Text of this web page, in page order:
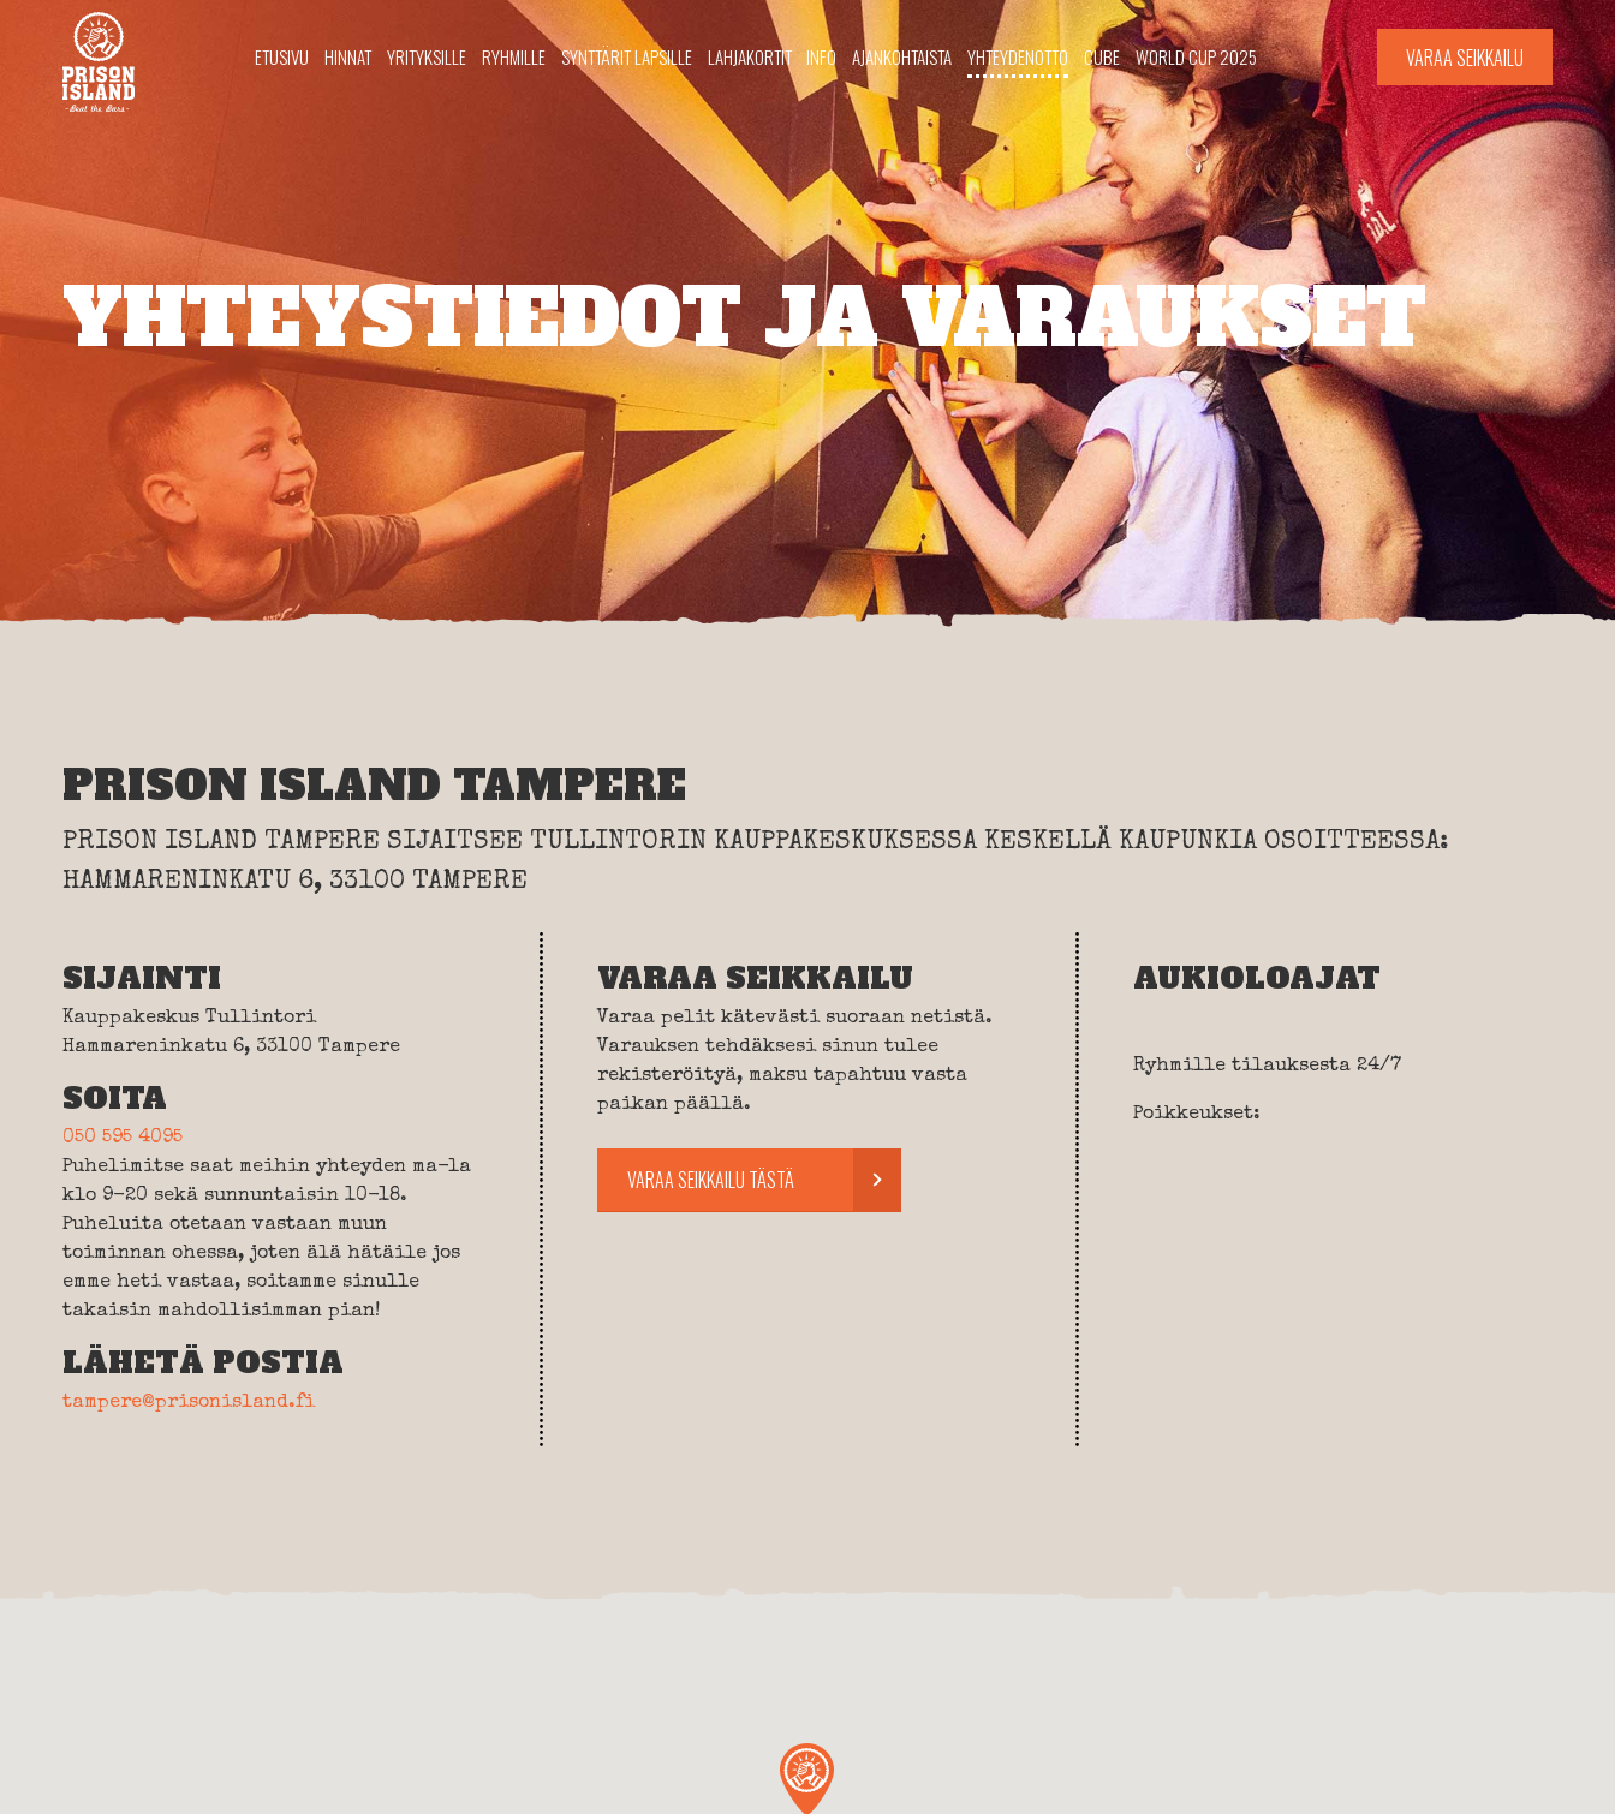
VARAA SEIKKAILU
ETUSIVU HINNAT YRITYKSILLE RYHMILLE SYNTTÄRIT LAPSILLE LAHJAKORTIT INFO AJANKOHTAISTA YHTEYDENOTTO CUBE WORLD CUP 2025
YHTEYSTIEDOT JA VARAUKSET
PRISON ISLAND TAMPERE
PRISON ISLAND TAMPERE SIJAITSEE TULLINTORIN KAUPPAKESKUKSESSA KESKELLÄ KAUPUNKIA OSOITTEESSA:
HAMMARENINKATU 6, 33100 TAMPERE
SIJAINTI
Kauppakeskus Tullintori
Hammareninkatu 6, 33100 Tampere
SOITA
050 595 4095
Puhelimitse saat meihin yhteyden ma-la
klo 9-20 sekä sunnuntaisin 10-18.
Puheluita otetaan vastaan muun
toiminnan ohessa, joten älä hätäile jos
emme heti vastaa, soitamme sinulle
takaisin mahdollisimman pian!
LÄHETÄ POSTIA
tampere@prisonisland.fi
VARAA SEIKKAILU
Varaa pelit kätevästi suoraan netistä.
Varauksen tehdäksesi sinun tulee
rekisteröityä, maksu tapahtuu vasta
paikan päällä.
VARAA SEIKKAILU TÄSTÄ
AUKIOLOAJAT
Ryhmille tilauksesta 24/7
Poikkeukset: